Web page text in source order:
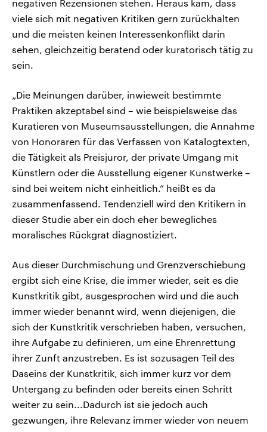
negativen Rezensionen stehen. Heraus kam, dass
viele sich mit negativen Kritiken gern zurückhalten
und die meisten keinen Interessenkonflikt darin
sehen, gleichzeitig beratend oder kuratorisch tätig zu
sein.
„Die Meinungen darüber, inwieweit bestimmte
Praktiken akzeptabel sind – wie beispielsweise das
Kuratieren von Museumsausstellungen, die Annahme
von Honoraren für das Verfassen von Katalogtexten,
die Tätigkeit als Preisjuror, der private Umgang mit
Künstlern oder die Ausstellung eigener Kunstwerke –
sind bei weitem nicht einheitlich.” heißt es da
zusammenfassend. Tendenziell wird den Kritikern in
dieser Studie aber ein doch eher bewegliches
moralisches Rückgrat diagnostiziert.
Aus dieser Durchmischung und Grenzverschiebung
ergibt sich eine Krise, die immer wieder, seit es die
Kunstkritik gibt, ausgesprochen wird und die auch
immer wieder benannt wird, wenn diejenigen, die
sich der Kunstkritik verschrieben haben, versuchen,
ihre Aufgabe zu definieren, um eine Ehrenrettung
ihrer Zunft anzustreben. Es ist sozusagen Teil des
Daseins der Kunstkritik, sich immer kurz vor dem
Untergang zu befinden oder bereits einen Schritt
weiter zu sein...Dadurch ist sie jedoch auch
gezwungen, ihre Relevanz immer wieder von neuem